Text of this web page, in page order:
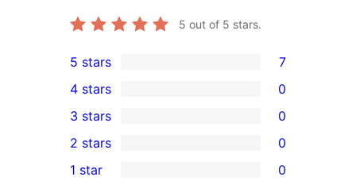
5 out of 5 stars.
7
5-
star
reviews
5 stars 7
4-
star
reviews
4 stars 0
0
3-
star
3 stars 0
2-
2 stars 0
1 star 0